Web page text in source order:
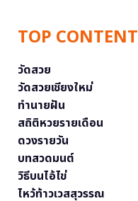
TOP CONTENT
วัดสวย
วัดสวยเชียงใหม่
ทำนายฝัน
สถิติหวยรายเดือน
ดวงรายวัน
บทสวดมนต์
วิธีบนไอ้ไข่
ไหว้ท้าวเวสสุวรรณ